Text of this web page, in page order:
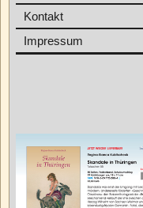
Kontakt
Impressum